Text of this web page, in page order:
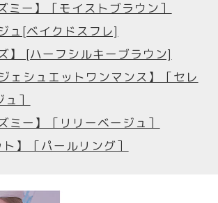
ミー】［モイストブラウン］
ュ[ベイクドスフレ]
】 [ハーフシルキーブラウン]
ェシュエットワンマンス】［セレ
］
ミー】［リリーベージュ］
】［パールリング］